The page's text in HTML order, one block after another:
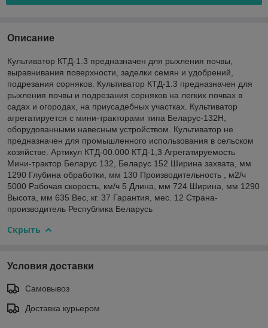
Описание
Культиватор КТД-1.3 предназначен для рыхления почвы,
выравнивания поверхности, заделки семян и удобрений,
подрезания сорняков. Культиватор КТД-1.3 предназначен для
рыхления почвы и подрезания сорняков на легких почвах в
садах и огородах, на приусадебных участках. Культиватор
агрегатируется с мини-тракторами типа Беларус-132Н,
оборудованными навесным устройством. Культиватор не
предназначен для промышленного использования в сельском
хозяйстве. Артикул КТД-00.000 КТД-1,3 Агрегатируемость
Мини-трактор Беларус 132, Беларус 152 Ширина захвата, мм
1290 Глубина обработки, мм 130 Производительность , м2/ч
5000 Рабочая скорость, км/ч 5 Длина, мм 724 Ширина, мм 1290
Высота, мм 635 Вес, кг. 37 Гарантия, мес. 12 Страна-
производитель Республика Беларусь
Скрыть
Условия доставки
Самовывоз
Доставка курьером